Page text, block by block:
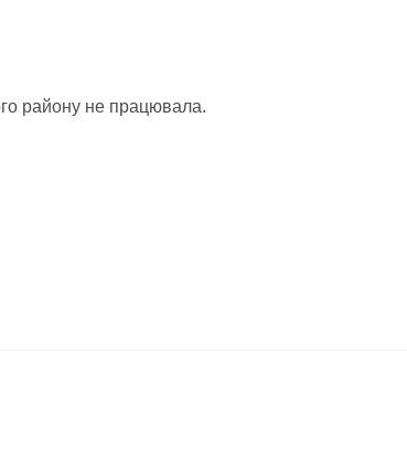
району не працювала.